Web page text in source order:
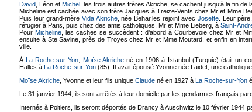
David , Léon et Michel les trois autres frères Akriche, se cachent jusqu’à la fin de
Micheline est cachée avec son frère Jacques à Treize-Vents chez Mr et Mme
Puis leur grand-mère Vida Akriche, née Behar,les rejoint avec Josette. Leur père,
réfugier à Paris, puis chez des amis catholiques, Mr et Mme Lieberg, à Saint-
Pour Micheline , les caches se succèdent : d’abord à Courbevoie chez Mr et
ensuite à Ste Savine, près de Troyes chez Mr et Mme Moutard, et enfin en
ville.
ÀLa Roche-sur-Yon Moïse Akrichené en 1906 à Istanbul (Turquie) était un
Halles à La Roche-sur-Yon (85). Il avait épousé Yvonne née Laidet, une
Moïse Akriche , Yvonne et leur fils unique Claude né en 1927 à La Roche-sur-Yon
Le 31 janvier 1944, ils sont arrêtés à leur domicile par les gendarmes français
Internés à Poitiers, ils seront déportés de Drancy à Auschwitz le 10 février 1944